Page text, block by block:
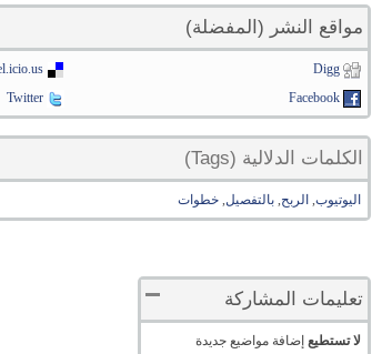
مواقع النشر (المفضلة)
Digg
Facebook
Twitter
الكلمات الدلالية (Tags)
اليوتيوب, الربح,بالتفصيل,خطوات
تعليمات المشاركة
لا تستطيع إضافة مواضيع جديدة